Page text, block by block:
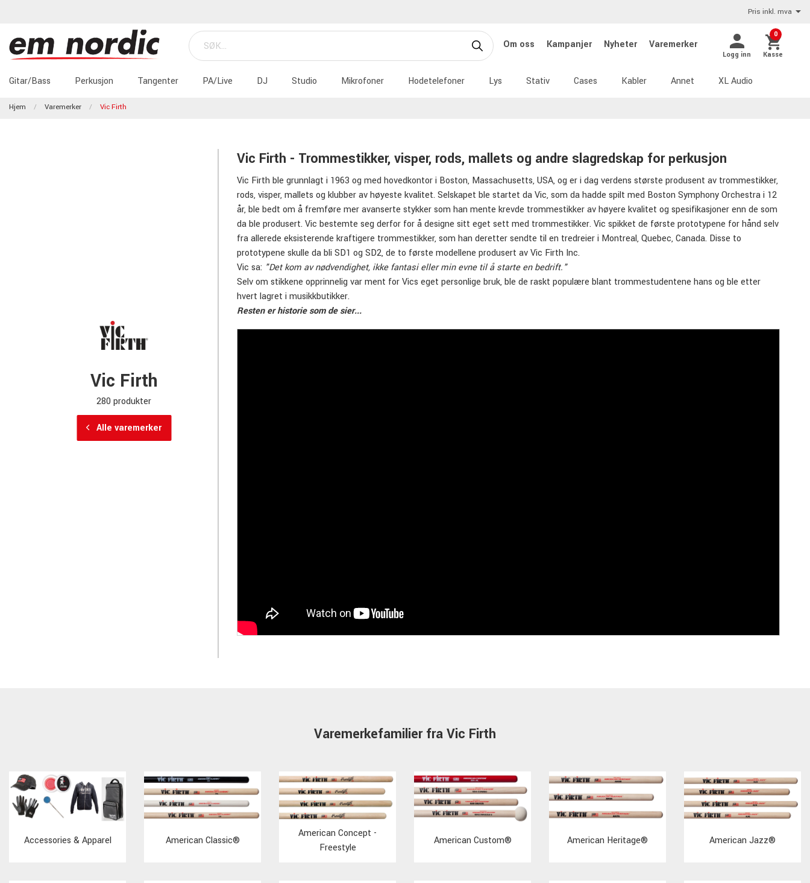
Pris inkl. mva
Om oss Kampanjer Nyheter Varemerker
Logg inn
0
Kasse
Gitar/Bass Perkusjon Tangenter PA/Live DJ Studio Mikrofoner Hodetelefoner Lys Stativ Cases Kabler Annet XL Audio
Hjem Varemerker Vic Firth
Vic Firth
280 produkter
Alle varemerker
Vic Firth - Trommestikker, visper, rods, mallets og andre slagredskap for perkusjon
Vic Firth ble grunnlagt i 1963 og med hovedkontor i Boston, Massachusetts, USA, og er i dag verdens største produsent av trommestikker,
rods, visper, mallets og klubber av høyeste kvalitet. Selskapet ble startet da Vic, som da hadde spilt med Boston Symphony Orchestra i 12
år, ble bedt om å fremføre mer avanserte stykker som han mente krevde trommestikker av høyere kvalitet og spesifikasjoner enn de som
da ble produsert. Vic bestemte seg derfor for å designe sitt eget sett med trommestikker. Vic spikket de første prototypene for hånd selv
fra allerede eksisterende kraftigere trommestikker, som han deretter sendte til en tredreier i Montreal, Quebec, Canada. Disse to
prototypene skulle da bli SD1 og SD2, de to første modellene produsert av Vic Firth Inc.
Vic sa: "Det kom av nødvendighet, ikke fantasi eller min evne til å starte en bedrift."
Selv om stikkene opprinnelig var ment for Vics eget personlige bruk, ble de raskt populære blant trommestudentene hans og ble etter
hvert lagret i musikkbutikker.
Resten er historie som de sier...
Varemerkefamilier fra Vic Firth
Accessories & Apparel American Classic®
American Concept -
Freestyle
American Custom® American Heritage® American Jazz®